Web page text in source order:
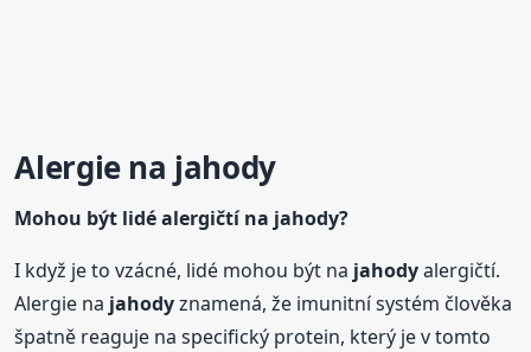
Alergie na jahody
Mohou být lidé alergičtí na jahody?
I když je to vzácné, lidé mohou být na jahodyalergičtí.
Alergie na jahodyznamená, že imunitní systém člověka
špatně reaguje na specifický protein, který je v tomto